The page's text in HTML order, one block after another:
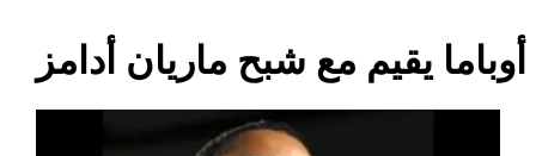
أوباما يقيم مع شبح ماريان أدامز